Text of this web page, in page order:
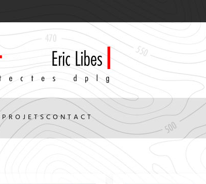
PROJETSCONTACT